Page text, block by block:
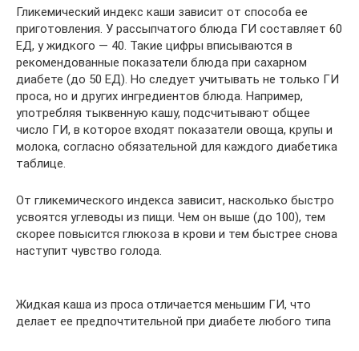
Гликемический индекс каши зависит от способа ее
приготовления. У рассыпчатого блюда ГИ составляет 60
ЕД, у жидкого — 40. Такие цифры вписываются в
рекомендованные показатели блюда при сахарном
диабете (до 50 ЕД). Но следует учитывать не только ГИ
проса, но и других ингредиентов блюда. Например,
употребляя тыквенную кашу, подсчитывают общее
число ГИ, в которое входят показатели овоща, крупы и
молока, согласно обязательной для каждого диабетика
таблице.
От гликемического индекса зависит, насколько быстро
усвоятся углеводы из пищи. Чем он выше (до 100), тем
скорее повысится глюкоза в крови и тем быстрее снова
наступит чувство голода.
Жидкая каша из проса отличается меньшим ГИ, что
делает ее предпочтительной при диабете любого типа